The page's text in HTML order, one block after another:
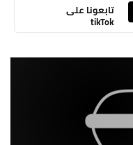
تابعونا على
tikTok